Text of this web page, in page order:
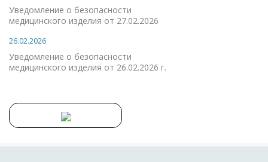
Уведомление о безопасности
медицинского изделия от 27.02.2026
26.02.2026
Уведомление о безопасности
медицинского изделия от 26.02.2026 г.